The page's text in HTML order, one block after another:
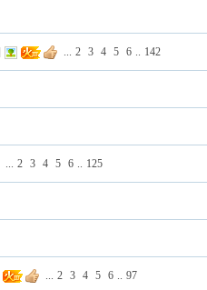
... 2 3 4 5 6 .. 142
... 2 3 4 5 6 .. 125
... 2 3 4 5 6 .. 97